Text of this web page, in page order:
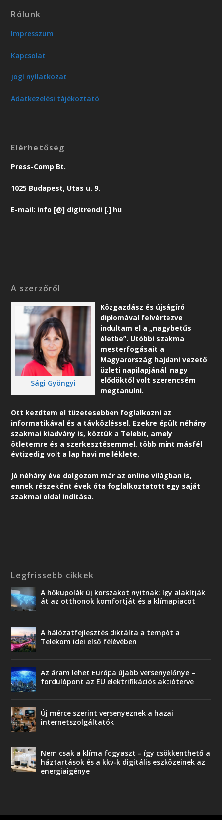
Rólunk
Impresszum
Kapcsolat
Jogi nyilatkozat
Adatkezelési tájékoztató
Elérhetőség
Press-Comp Bt.
1025 Budapest, Utas u. 9.
E-mail: info [@] digitrendi [.] hu
A szerzőről
Sági Gyöngyi
Közgazdász és újságíró
diplomával felvértezve
indultam el a „nagybetűs
életbe”. Utóbbi szakma
mesterfogásait a
Magyarország hajdani vezető
üzleti napilapjánál, nagy
elődöktől volt szerencsém
megtanulni.
Ott kezdtem el tüzetesebben foglalkozni az
informatikával és a távközléssel. Ezekre épült néhány
szakmai kiadvány is, köztük a Telebit, amely
ötletemre és a szerkesztésemmel, több mint másfél
évtizedig volt a lap havi melléklete.
Jó néhány éve dolgozom már az online világban is,
ennek részeként évek óta foglalkoztatott egy saját
szakmai oldal indítása.
Legfrissebb cikkek
A hőkupolák új korszakot nyitnak: így alakítják
át az otthonok komfortját és a klímapiacot
A hálózatfejlesztés diktálta a tempót a
Telekom idei első félévében
Az áram lehet Európa újabb versenyelőnye –
fordulópont az EU elektrifikációs akcióterve
Új mérce szerint versenyeznek a hazai
internetszolgáltatók
Nem csak a klíma fogyaszt – így csökkenthető a
háztartások és a kkv-k digitális eszközeinek az
energiaigénye